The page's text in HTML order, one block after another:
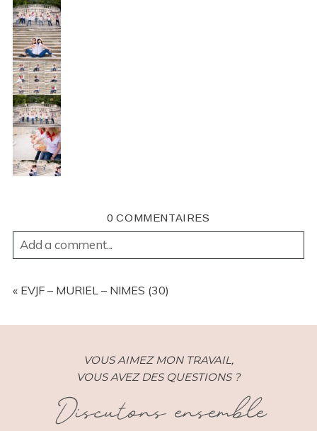
0 COMMENTAIRES
Add a comment...
REQUIRED FIELDS ARE MARKED *
« EVJF – MURIEL – NIMES (30)
VOUS AIMEZ MON TRAVAIL,
VOUS AVEZ DES QUESTIONS ?
Discutons ensemble